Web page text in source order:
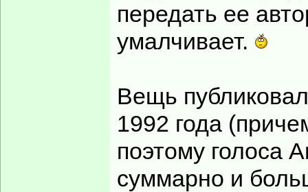
передать ее
умалчивает.
Вещь
1992 года
поэтому голоса
суммарно и